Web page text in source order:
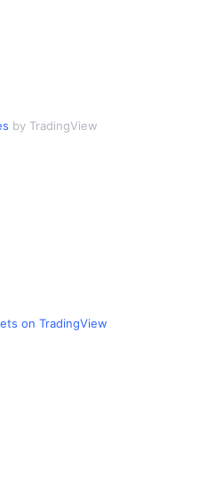
by TradingView
on TradingView